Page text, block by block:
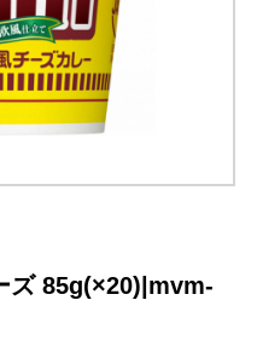
ズ 85g(×20)|mvm-